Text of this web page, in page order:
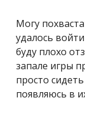
Могу
удалось
буду плохо
запале игры
просто
появляюсь в